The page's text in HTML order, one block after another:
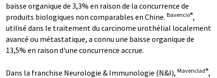
baisse organique de 3,3% en raison de la concurrence de
produits biologiques non comparables en Chine. Bavencio®,
utilisé dans le traitement du carcinome urothélial localement
avancé ou métastatique, a connu une baisse organique de
13,5% en raison d'une concurrence accrue.
Dans la franchise Neurologie & Immunologie (N&I), Mavenclad®,